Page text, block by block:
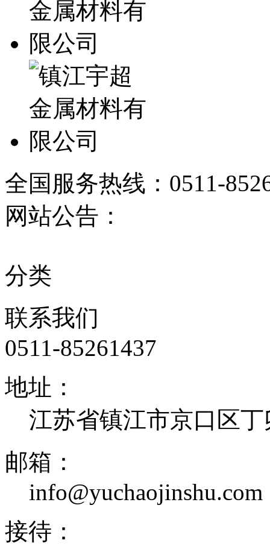
全国服务热线： 0511-
网站公告：
分类
联系我们
0511-85261437
地址：
江苏省镇江市京口区丁
邮箱：
info@yuchaojinshu.com
接待：